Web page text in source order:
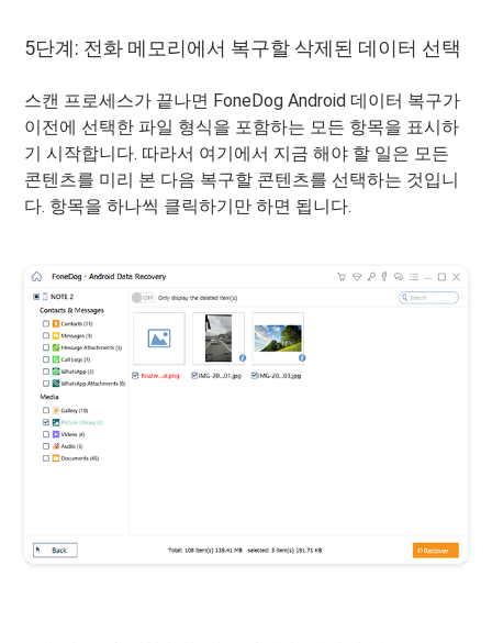
5단계: 전화 메모리에서 복구할 삭제된 데이터 선택
스캔 프로세스가 끝나면 FoneDog Android 데이터 복구가
이전에 선택한 파일 형식을 포함하는 모든 항목을 표시하
기 시작합니다. 따라서 여기에서 지금 해야 할 일은 모든
콘텐츠를 미리 본 다음 복구할 콘텐츠를 선택하는 것입니
다. 항목을 하나씩 클릭하기만 하면 됩니다.